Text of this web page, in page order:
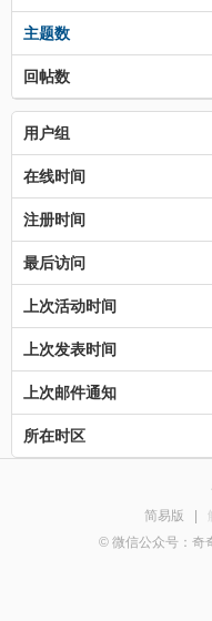
主题数
回帖数
用户组
在线时间
注册时间
最后访问
上次活动时间
上次发表时间
上次邮件通知
所在时区
简易版
© 微信公众号：奇